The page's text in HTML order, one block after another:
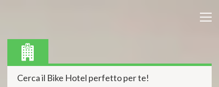
Cerca il Bike Hotel perfetto per te!